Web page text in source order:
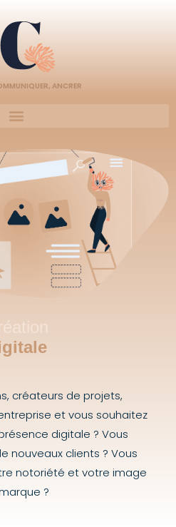
ANCRER
créateurs de projets,
et vous souhaitez
digitale ? Vous
nouveaux clients ? Vous
notoriété et votre image
?